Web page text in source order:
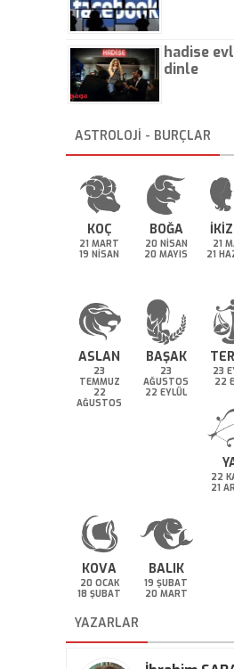
hadise
dinle
ASTROLOJİ - BURÇLAR
KOÇ
21 MART
19 NİSAN
BOĞA
20 NİSAN
20 MAYIS
21
21
ASLAN
23
TEMMUZ
22
AĞUSTOS
BAŞAK
23
AĞUSTOS
22 EYLÜL
23
22
22
21
KOVA
20 OCAK
18 ŞUBAT
BALIK
19 ŞUBAT
20 MART
YAZARLAR